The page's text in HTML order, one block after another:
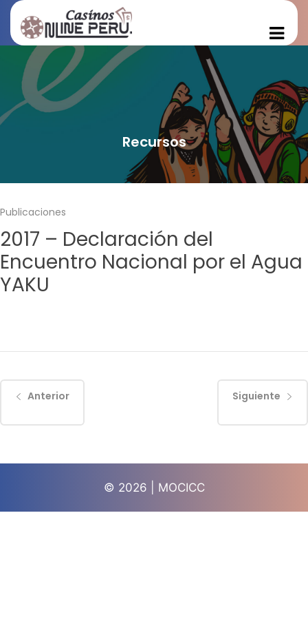
Recursos
Publicaciones
2017 – Declaración del
Encuentro Nacional por el Agua
YAKU
Anterior Siguiente
© 2026 | MOCICC